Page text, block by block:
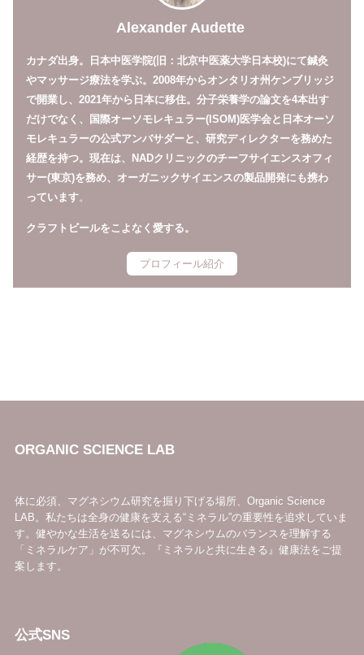
Alexander Audette
カナダ出身。日本中医学院(旧：北京中医薬大学日本校)にて鍼灸
やマッサージ療法を学ぶ。2008年からオンタリオ州ケンブリッジ
で開業し、2021年から日本に移住。分子栄養学の論文を4本出す
だけでなく、国際オーソモレキュラー(ISOM)医学会と日本オーソ
モレキュラーの公式アンバサダーと、研究ディレクターを務めた
経歴を持つ。現在は、NADクリニックのチーフサイエンスオフィ
サー(東京)を務め、オーガニックサイエンスの製品開発にも携わ
っています。
クラフトビールをこよなく愛する。
プロフィール紹介
ORGANIC SCIENCE LAB
体に必須、マグネシウム研究を掘り下げる場所、Organic Science
LAB。私たちは全身の健康を支える“ミネラル”の重要性を追求していま
す。健やかな生活を送るには、マグネシウムのバランスを理解する
「ミネラルケア」が不可欠。『ミネラルと共に生きる』健康法をご提
案します。
公式SNS